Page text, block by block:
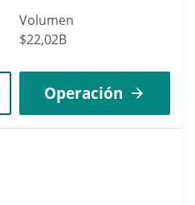
Volumen
$22,02B
Operación